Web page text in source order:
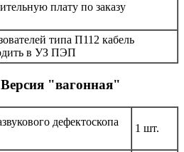
плату по заказу
типа П112 кабель
в УЗ ПЭП
"вагонная"
дефектоскопа
1 шт.